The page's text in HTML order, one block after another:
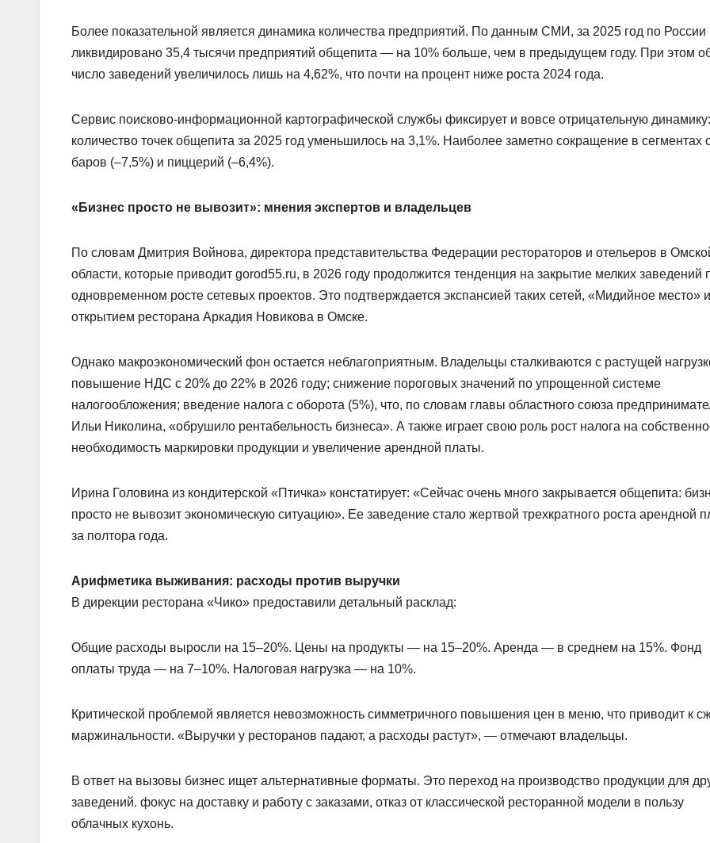
Более показательной является динамика количества предприятий. По данным СМИ, за 2025 год по
ликвидировано 35,4 тысячи предприятий общепита — на 10% больше, чем в предыдущем году. При этом
число заведений увеличилось лишь на 4,62%, что почти на процент ниже роста 2024 года.
Сервис поисково-информационной картографической службы фиксирует и вовсе отрицательную динамику:
количество точек общепита за 2025 год уменьшилось на 3,1%. Наиболее заметно сокращение в сегментах
баров (–7,5%) и пиццерий (–6,4%).
«Бизнес просто не вывозит»: мнения экспертов и владельцев
По словам Дмитрия Войнова, директора представительства Федерации рестораторов и отельеров в
области, которые приводит gorod55.ru, в 2026 году продолжится тенденция на закрытие мелких заведений
одновременном росте сетевых проектов. Это подтверждается экспансией таких сетей, «Мидийное место» и
открытием ресторана Аркадия Новикова в Омске.
Однако макроэкономический фон остается неблагоприятным. Владельцы сталкиваются с растущей
повышение НДС с 20% до 22% в 2026 году; снижение пороговых значений по упрощенной системе
налогообложения; введение налога с оборота (5%), что, по словам главы областного союза
Ильи Николина, «обрушило рентабельность бизнеса». А также играет свою роль рост налога на
необходимость маркировки продукции и увеличение арендной платы.
Ирина Головина из кондитерской «Птичка» констатирует: «Сейчас очень много закрывается общепита:
просто не вывозит экономическую ситуацию». Ее заведение стало жертвой трехкратного роста арендной
за полтора года.
Арифметика выживания: расходы против выручки
В дирекции ресторана «Чико» предоставили детальный расклад:
Общие расходы выросли на 15–20%. Цены на продукты — на 15–20%. Аренда — в среднем на 15%. Фонд
оплаты труда — на 7–10%. Налоговая нагрузка — на 10%.
Критической проблемой является невозможность симметричного повышения цен в меню, что приводит к
маржинальности. «Выручки у ресторанов падают, а расходы растут», — отмечают владельцы.
В ответ на вызовы бизнес ищет альтернативные форматы. Это переход на производство продукции для
заведений. фокус на доставку и работу с заказами, отказ от классической ресторанной модели в пользу
облачных кухонь.